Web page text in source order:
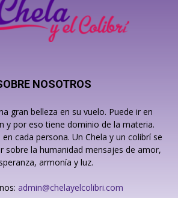
NOSOTROS
gran belleza en su vuelo. Puede ir en
y por eso tiene dominio de la materia.
cada persona. Un Chela y un colibrí se
sobre la humanidad mensajes de amor,
armonía y luz.
admin@chelayelcolibri.com